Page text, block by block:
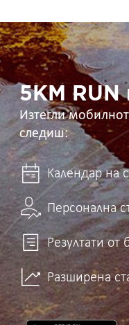
5KM
RUN
в
ръцете
ти 5KM RUN
Изтегли
следиш:
Календар на
Персонална
Резултати от
Разширена